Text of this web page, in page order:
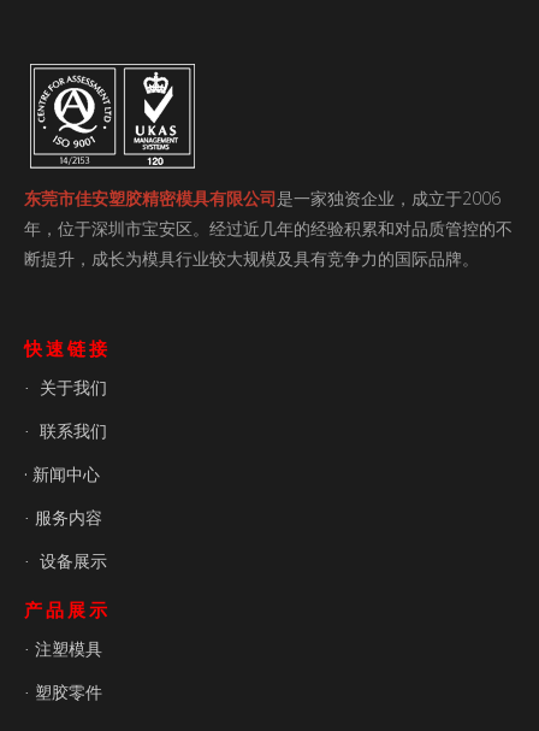
东莞市佳安塑胶精密模具有限公司是一家独资企业，成立于2006
年，位于深圳市宝安区。经过近几年的经验积累和对品质管控的不
断提升，成长为模具行业较大规模及具有竞争力的国际品牌。
快速链接
· 关于我们
· 联系我们
· 新闻中心
· 服务内容
· 设备展示
产品展示
· 注塑模具
· 塑胶零件